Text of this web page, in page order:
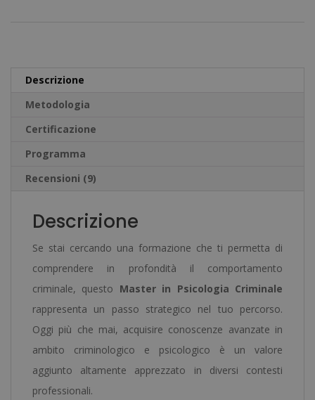
Autenticato
Notaio
Descrizione
Metodologia
Certificazione
Programma
Recensioni (9)
Descrizione
Se stai cercando una formazione che ti permetta di
comprendere in profondità il comportamento
criminale, questo Master in Psicologia Criminale
rappresenta un passo strategico nel tuo percorso.
Oggi più che mai, acquisire conoscenze avanzate in
ambito criminologico e psicologico è un valore
aggiunto altamente apprezzato in diversi contesti
professionali.